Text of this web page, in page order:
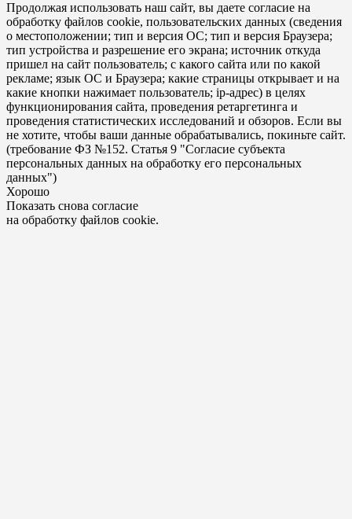
Продолжая использовать наш сайт, вы даете согласие на
обработку файлов cookie, пользовательских данных (сведения
о местоположении; тип и версия ОС; тип и версия Браузера;
тип устройства и разрешение его экрана; источник откуда
пришел на сайт пользователь; с какого сайта или по какой
рекламе; язык ОС и Браузера; какие страницы открывает и на
какие кнопки нажимает пользователь; ip-адрес) в целях
функционирования сайта, проведения ретаргетинга и
проведения статистических исследований и обзоров. Если вы
не хотите, чтобы ваши данные обрабатывались, покиньте сайт.
(требование ФЗ №152. Статья 9 "Согласие субъекта
персональных данных на обработку его персональных
данных")
Хорошо
Показать снова согласие
на обработку файлов cookie.